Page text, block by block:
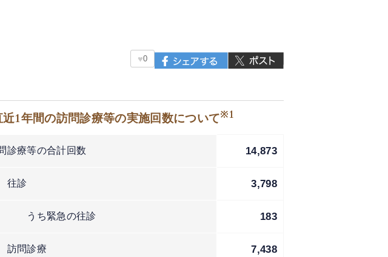
♥0
1年間の訪問診療等の実施回数について※1
診療等の合計回数 14,873
診 3,798
ち緊急の往診 183
問診療 7,438